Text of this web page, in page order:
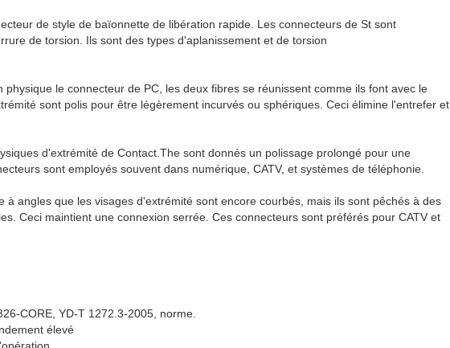
de style de baïonnette de libération rapide. Les connecteurs de St sont
de torsion. Ils sont des types d'aplanissement et de torsion
physique le connecteur de PC, les deux fibres se réunissent comme ils font avec le
sont polis pour être légèrement incurvés ou sphériques. Ceci élimine l'entrefer et
d'extrémité de Contact.The sont donnés un polissage prolongé pour une
sont employés souvent dans numérique, CATV, et systèmes de téléphonie.
à angles que les visages d'extrémité sont encore courbés, mais ils sont pêchés à des
Ceci maintient une connexion serrée. Ces connecteurs sont préférés pour CATV et
CORE, YD-T 1272.3-2005, norme.
élevé